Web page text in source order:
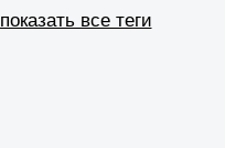
показать все теги